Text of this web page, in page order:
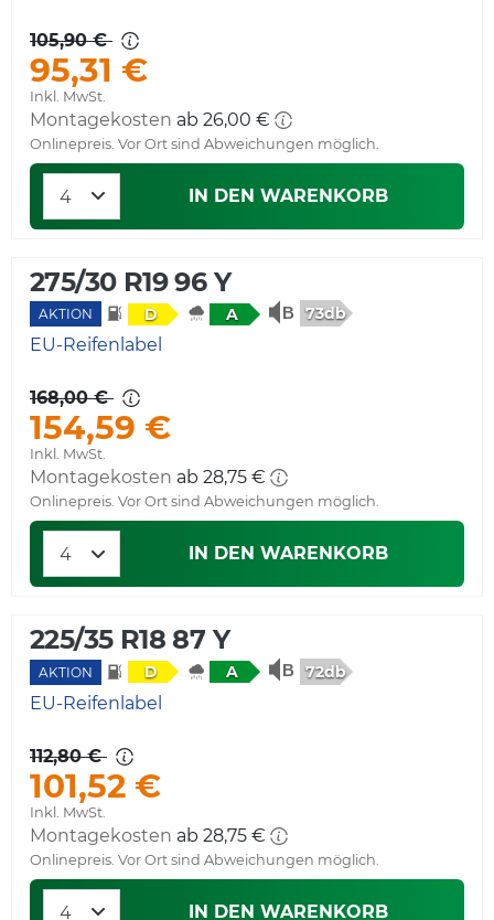
105,90 €
95,31 €
Inkl. MwSt.
Montagekosten ab 26,00 €
Onlinepreis. Vor Ort sind Abweichungen möglich.
IN DEN WARENKORB
275/30 R19 96 Y
AKTION D A 73db
EU-Reifenlabel
168,00 €
154,59 €
Inkl. MwSt.
Montagekosten ab 28,75 €
Onlinepreis. Vor Ort sind Abweichungen möglich.
IN DEN WARENKORB
225/35 R18 87 Y
AKTION D A 72db
EU-Reifenlabel
112,80 €
101,52 €
Inkl. MwSt.
Montagekosten ab 28,75 €
Onlinepreis. Vor Ort sind Abweichungen möglich.
IN DEN WARENKORB